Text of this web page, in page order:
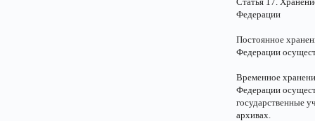
Федерации
Постоянное
Федерации
Временное
Федерации
государственные
архивах.